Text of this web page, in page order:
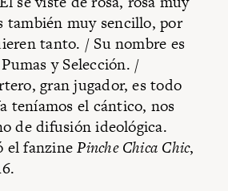
también muy sencillo, por
tanto. / Su nombre es
y Selección. /
gran jugador, es todo
teníamos el cántico, nos
de difusión ideológica.
el fanzinePinche Chica Chic,